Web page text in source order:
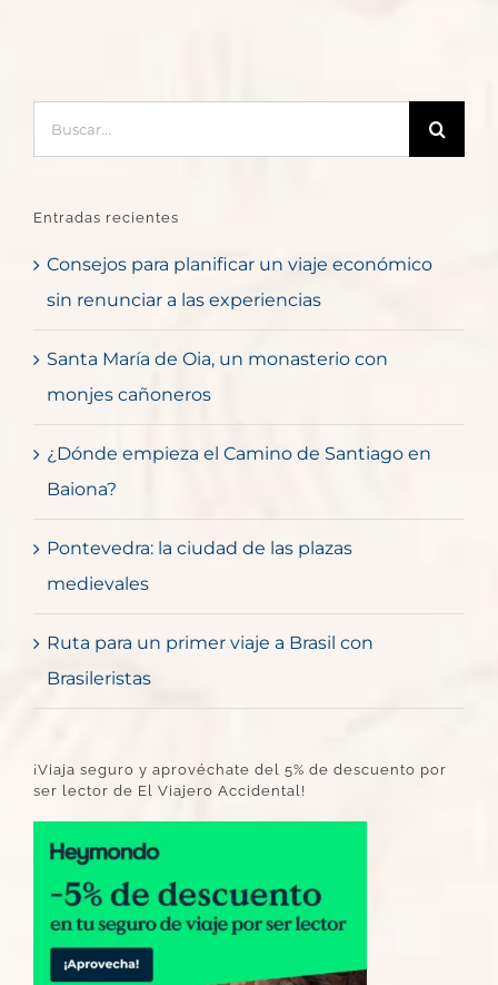
Entradas recientes
Consejos para planificar un viaje económico
sin renunciar a las experiencias
Santa María de Oia, un monasterio con
monjes cañoneros
¿Dónde empieza el Camino de Santiago en
Baiona?
Pontevedra: la ciudad de las plazas
medievales
Ruta para un primer viaje a Brasil con
Brasileristas
¡Viaja seguro y aprovéchate del 5% de descuento por
ser lector de El Viajero Accidental!